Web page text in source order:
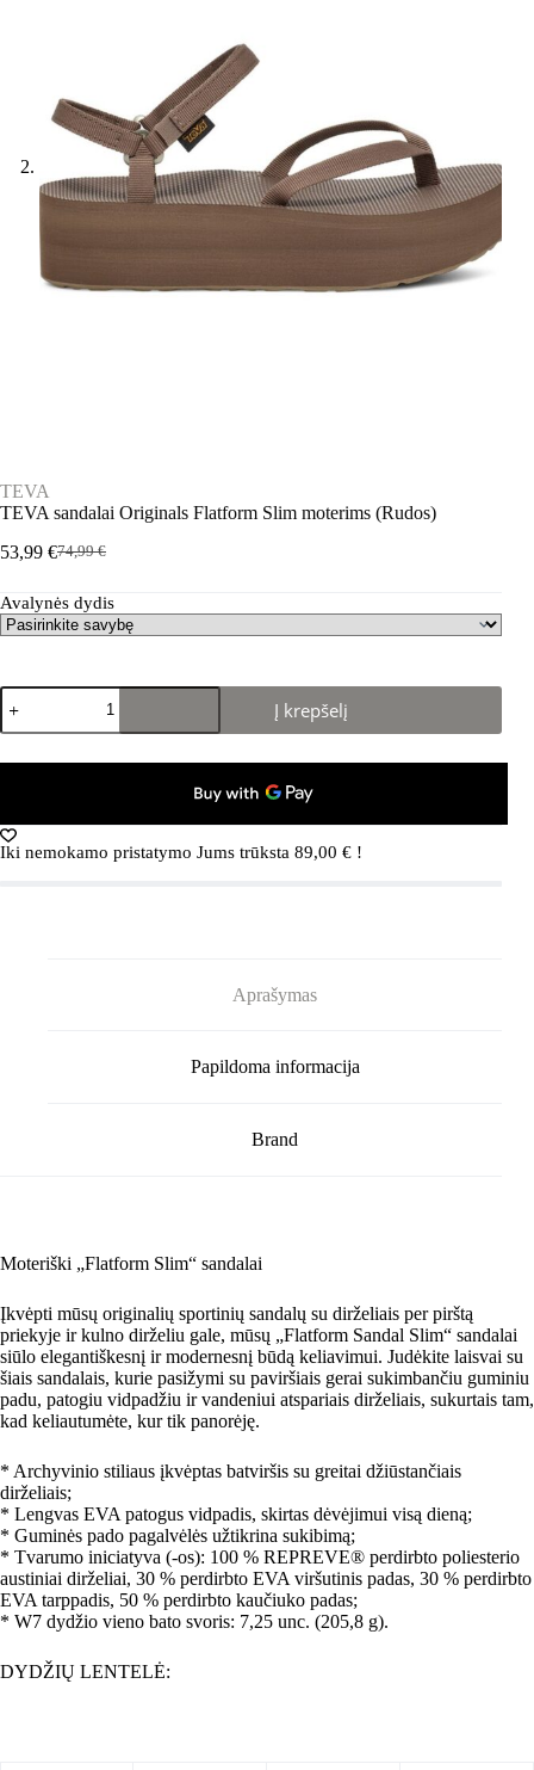
TEVA
TEVA sandalai Originals Flatform Slim moterims (Rudos)
74,99€
Pradinė
buvo:
74,99 €.
53,99 €Dabartinė
yra:
53,99 €.
Avalynės dydis
produkto
kiekis:
TEVA
moterims
(Rudos)
Į krepšelį
Iki nemokamo pristatymo Jums trūksta 89,00 € !
Aprašymas
Papildoma informacija
Brand
Moteriški „Flatform Slim“ sandalai
Įkvėpti mūsų originalių sportinių sandalų su dirželiais per pirštą
priekyje ir kulno dirželiu gale, mūsų „Flatform Sandal Slim“ sandalai
siūlo elegantiškesnį ir modernesnį būdą keliavimui. Judėkite laisvai su
šiais sandalais, kurie pasižymi su paviršiais gerai sukimbančiu guminiu
padu, patogiu vidpadžiu ir vandeniui atspariais dirželiais, sukurtais tam,
kad keliautumėte, kur tik panorėję.
* Archyvinio stiliaus įkvėptas batviršis su greitai džiūstančiais
dirželiais;
* Lengvas EVA patogus vidpadis, skirtas dėvėjimui visą dieną;
* Guminės pado pagalvėlės užtikrina sukibimą;
* Tvarumo iniciatyva (-os): 100 % REPREVE® perdirbto poliesterio
austiniai dirželiai, 30 % perdirbto EVA viršutinis padas, 30 % perdirbto
EVA tarppadis, 50 % perdirbto kaučiuko padas;
* W7 dydžio vieno bato svoris: 7,25 unc. (205,8 g).
DYDŽIŲ LENTELĖ: